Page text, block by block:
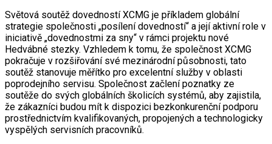
Světová soutěž dovedností XCMG je příkladem globální
strategie společnosti „posílení dovedností“ a její aktivní role v
iniciativě „dovednostmi za sny“ v rámci projektu nové
Hedvábné stezky. Vzhledem k tomu, že společnost XCMG
pokračuje v rozšiřování své mezinárodní působnosti, tato
soutěž stanovuje měřítko pro excelentní služby v oblasti
poprodejního servisu. Společnost začlení poznatky ze
soutěže do svých globálních školicích systémů, aby zajistila,
že zákazníci budou mít k dispozici bezkonkurenční podporu
prostřednictvím kvalifikovaných, propojených a technologicky
vyspělých servisních pracovníků.